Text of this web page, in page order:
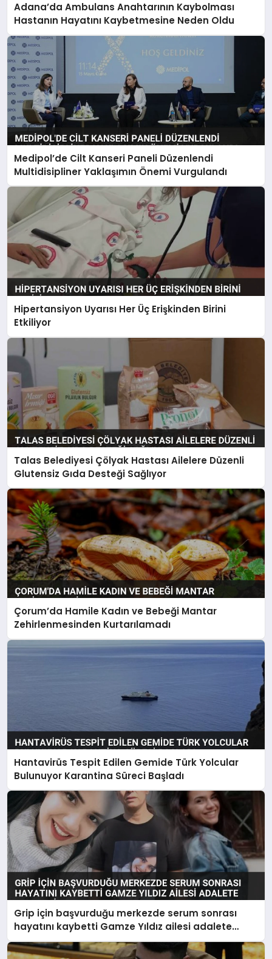
Adana’da Ambulans Anahtarının Kaybolması
Hastanın Hayatını Kaybetmesine Neden Oldu
Medipol’de Cilt Kanseri Paneli Düzenlendi
Multidisipliner Yaklaşımın Önemi Vurgulandı
Hipertansiyon Uyarısı Her Üç Erişkinden Birini
Etkiliyor
Talas Belediyesi Çölyak Hastası Ailelere Düzenli
Glutensiz Gıda Desteği Sağlıyor
Çorum’da Hamile Kadın ve Bebeği Mantar
Zehirlenmesinden Kurtarılamadı
Hantavirüs Tespit Edilen Gemide Türk Yolcular
Bulunuyor Karantina Süreci Başladı
Grip için başvurduğu merkezde serum sonrası
hayatını kaybetti Gamze Yıldız ailesi adalete
seslendi